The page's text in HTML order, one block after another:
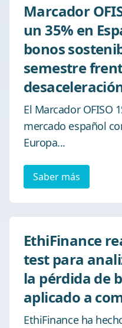
Marcador
un 35% en
bonos
semestre
El Marcador OFISO
mercado español
Europa...
Saber más
EthiFinance
test para
la pérdida de
aplicado a
EthiFinance ha